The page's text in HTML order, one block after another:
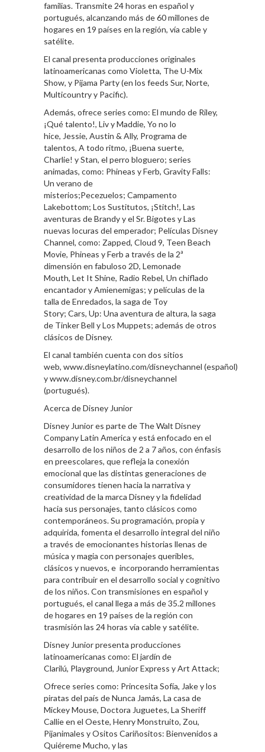
familias. Transmite 24 horas en español y
portugués, alcanzando más de 60 millones de
hogares en 19 países en la región, vía cable y
satélite.
El canal presenta producciones originales
latinoamericanas como Violetta, The U-Mix
Show, y Pijama Party (en los feeds Sur, Norte,
Multicountry y Pacific).
Además, ofrece series como: El mundo de Riley,
¡Qué talento!, Liv y Maddie, Yo no lo
hice, Jessie, Austin & Ally, Programa de
talentos, A todo ritmo, ¡Buena suerte,
Charlie! y Stan, el perro bloguero; series
animadas, como: Phineas y Ferb, Gravity Falls:
Un verano de
misterios;Pecezuelos; Campamento
Lakebottom; Los Sustitutos, ¡Stitch!, Las
aventuras de Brandy y el Sr. Bigotes y Las
nuevas locuras del emperador; Películas Disney
Channel, como: Zapped, Cloud 9, Teen Beach
Movie, Phineas y Ferb a través de la 2ª
dimensión en fabuloso 2D, Lemonade
Mouth, Let It Shine, Radio Rebel, Un chiflado
encantador y Amienemigas; y películas de la
talla de Enredados, la saga de Toy
Story; Cars, Up: Una aventura de altura, la saga
de Tinker Bell y Los Muppets; además de otros
clásicos de Disney.
El canal también cuenta con dos sitios
web, www.disneylatino.com/disneychannel (español)
y www.disney.com.br/disneychannel
(portugués).
Acerca de Disney Junior
Disney Junior es parte de The Walt Disney
Company Latin America y está enfocado en el
desarrollo de los niños de 2 a 7 años, con énfasis
en preescolares, que refleja la conexión
emocional que las distintas generaciones de
consumidores tienen hacia la narrativa y
creatividad de la marca Disney y la fidelidad
hacia sus personajes, tanto clásicos como
contemporáneos. Su programación, propia y
adquirida, fomenta el desarrollo integral del niño
a través de emocionantes historias llenas de
música y magia con personajes queribles,
clásicos y nuevos, e incorporando herramientas
para contribuir en el desarrollo social y cognitivo
de los niños. Con transmisiones en español y
portugués, el canal llega a más de 35.2 millones
de hogares en 19 países de la región con
trasmisión las 24 horas vía cable y satélite.
Disney Junior presenta producciones
latinoamericanas como: El jardín de
Clarilú, Playground, Junior Express y Art Attack;
Ofrece series como: Princesita Sofía, Jake y los
piratas del país de Nunca Jamás, La casa de
Mickey Mouse, Doctora Juguetes, La Sheriff
Callie en el Oeste, Henry Monstruito, Zou,
Pijanimales y Ositos Cariñositos: Bienvenidos a
Quiéreme Mucho, y las